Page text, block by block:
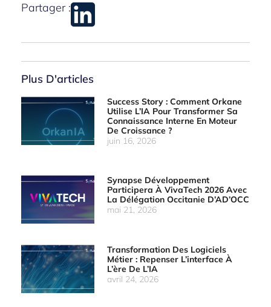
Partager :
Plus D'articles
Success Story : Comment Orkane
Utilise L’IA Pour Transformer Sa
Connaissance Interne En Moteur
De Croissance ?
juin 16, 2026
Synapse Développement
Participera À VivaTech 2026 Avec
La Délégation Occitanie D’AD’OCC
mai 21, 2026
Transformation Des Logiciels
Métier : Repenser L’interface À
L’ère De L’IA
avril 24, 2026